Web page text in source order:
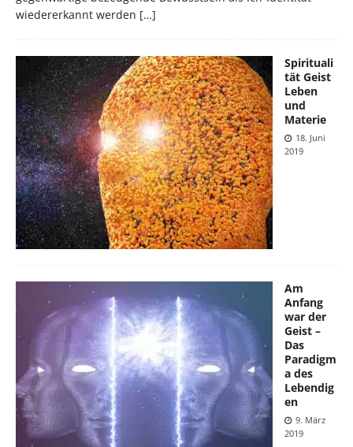
wiedererkannt werden […]
Spirituali
tät Geist
Leben
und
Materie
18. Juni
2019
Am
Anfang
war der
Geist –
Das
Paradigm
a des
Lebendig
en
9. März
2019